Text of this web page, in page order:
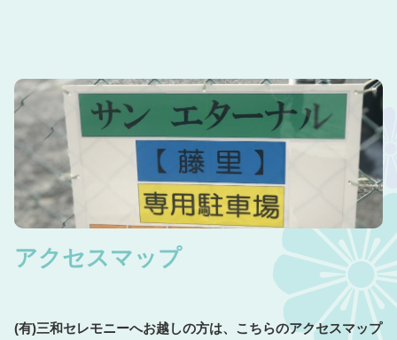
アクセスマップ
(有)三和セレモニーへお越しの方は、こちらのアクセスマップ